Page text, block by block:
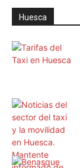
Huesca